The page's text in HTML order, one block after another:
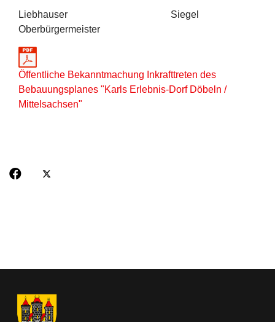
Liebhauser Siegel
Oberbürgermeister
Öffentliche Bekanntmachung Inkrafttreten des
Bebauungsplanes "Karls Erlebnis-Dorf Döbeln /
Mittelsachsen"